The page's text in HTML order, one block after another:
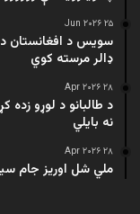
۲۵ Jun ۲۰۲۶
سویس د افغانستان
ډالر مرسته کوي
۲۸ Apr ۲۰۲۶
د طالبانو د لوړو
نه بایلي
۲۸ Apr ۲۰۲۶
ملي شل اوریز جام